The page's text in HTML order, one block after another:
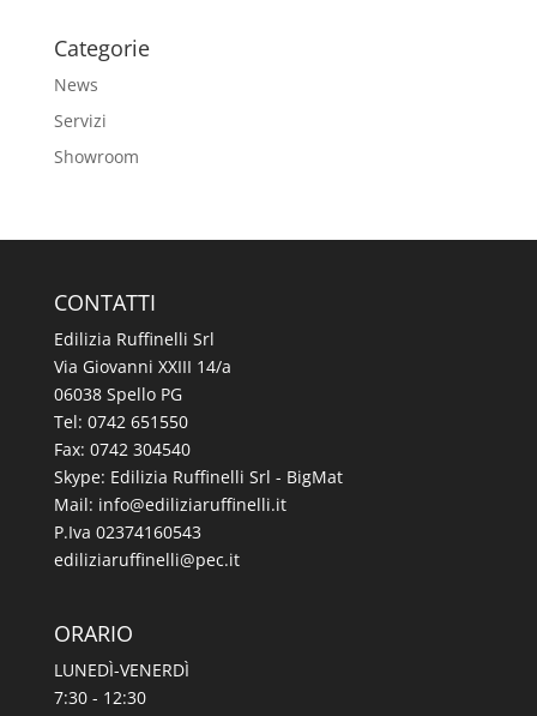
Categorie
News
Servizi
Showroom
CONTATTI
Edilizia Ruffinelli Srl
Via Giovanni XXIII 14/a
06038 Spello PG
Tel: 0742 651550
Fax: 0742 304540
Skype: Edilizia Ruffinelli Srl - BigMat
Mail:
ti.illeniffuraizilide
@ofni
P.Iva 02374160543
ti.cep
@illeniffuraizilide
ORARIO
LUNEDÌ-VENERDÌ
7:30 - 12:30